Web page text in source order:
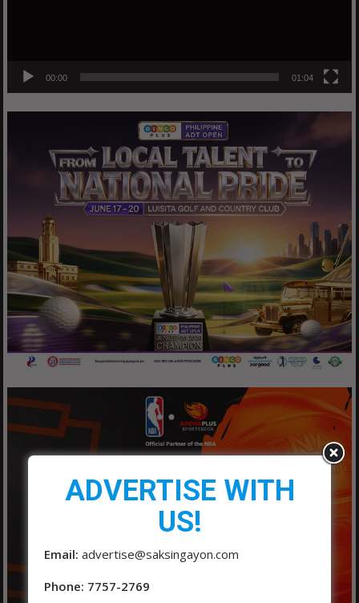
00:00 01:04
ADVERTISE WITH
US!
Email: advertise@saksingayon.com
Phone: 7757-2769